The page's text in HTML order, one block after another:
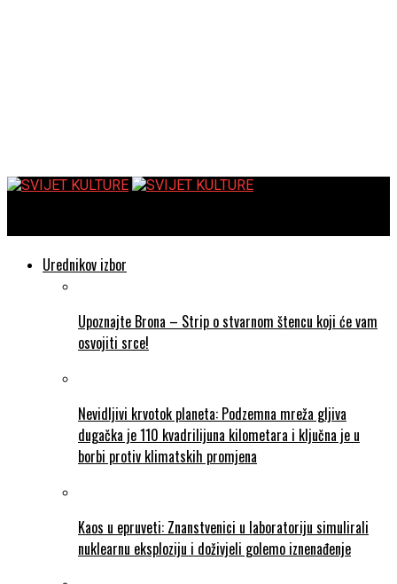
Urednikov izbor
Upoznajte Brona – Strip o stvarnom štencu koji će vam
osvojiti srce!
Nevidljivi krvotok planeta: Podzemna mreža gljiva
dugačka je 110 kvadrilijuna kilometara i ključna je u
borbi protiv klimatskih promjena
Kaos u epruveti: Znanstvenici u laboratoriju simulirali
nuklearnu eksploziju i doživjeli golemo iznenađenje